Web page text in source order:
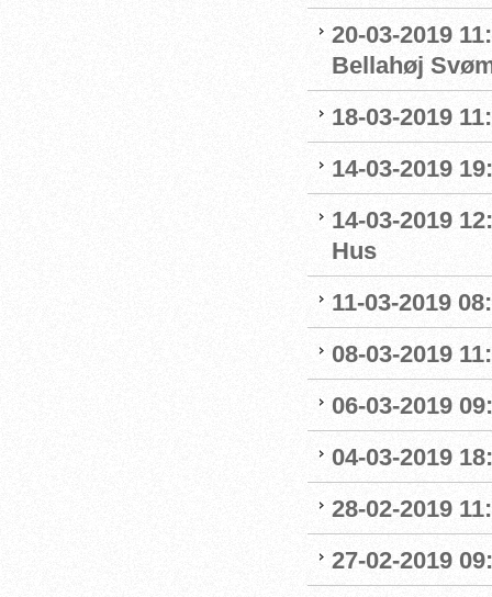
20-03-2019
Bellahøj
18-03-2019
14-03-2019
14-03-2019
Hus
11-03-2019
08-03-2019
06-03-2019
04-03-2019
28-02-2019
27-02-2019